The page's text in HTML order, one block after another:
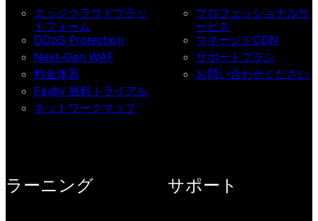
エッジクラウドプラッ
トフォーム
DDoS Protection
Next-Gen WAF
料金体系
Fastly 無料トライアル
ネットワークマップ
プロフェッショナルサ
ービス
マネージドCDN
サポートプラン
お問い合わせください
ラーニング サポート